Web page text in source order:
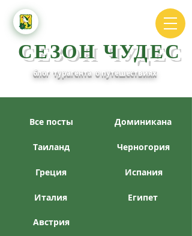
СЕЗОН ЧУДЕС
блог турагента о путешествиях
Все посты
Таиланд
Греция
Италия
Австрия
Доминикана
Черногория
Испания
Египет